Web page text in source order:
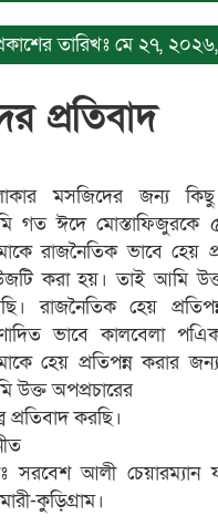
তারিখঃ মে ২৭,
প্রতিবাদ
মসজিদের জন্য
গত ঈদে মোস্তাফিজুরকে
রাজনৈতিক ভাবে হেয়
করা হয়। তাই আমি উক্ত
রাজনৈতিক হেয়
ভাবে কালবেলা
হেয় প্রতিপন্ন করার
উক্ত অপপ্রচারের
প্রতিবাদ করছি।
সরবেশ আলী চেয়ারম্যান
কুড়িগ্রাম।